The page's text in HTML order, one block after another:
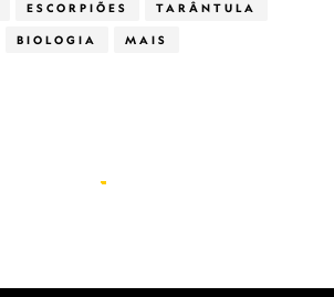
ESCORPIÕES TARÂNTULA
BIOLOGIA MAIS